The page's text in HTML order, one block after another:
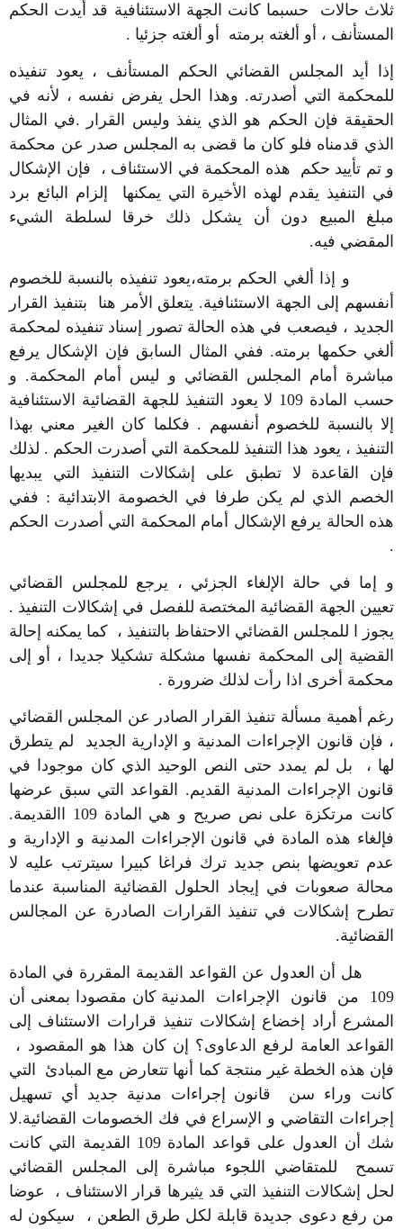
ثلاث حالات حسبما كانت الجهة الاستئنافية قد أيدت الحكم
المستأنف ، أو ألغته برمته أو ألغته جزئيا .
إذا أيد المجلس القضائي الحكم المستأنف ، يعود تنفيذه
للمحكمة التي أصدرته. وهذا الحل يفرض نفسه ، لأنه في
الحقيقة فإن الحكم هو الذي ينفذ وليس القرار .في المثال
الذي قدمناه فلو كان ما قضى به المجلس صدر عن محكمة
و تم تأييد حكم هذه المحكمة في الاستئناف ، فإن الإشكال
في التنفيذ يقدم لهذه الأخيرة التي يمكنها إلزام البائع برد
مبلغ المبيع دون أن يشكل ذلك خرقا لسلطة الشيء
المقضي فيه.
و إذا ألغي الحكم برمته،يعود تنفيذه بالنسبة للخصوم
أنفسهم إلى الجهة الاستئنافية. يتعلق الأمر هنا بتنفيذ القرار
الجديد ، فيصعب في هذه الحالة تصور إسناد تنفيذه لمحكمة
ألغي حكمها برمته. ففي المثال السابق فإن الإشكال يرفع
مباشرة أمام المجلس القضائي و ليس أمام المحكمة. و
حسب المادة 109 لا يعود التنفيذ للجهة القضائية الاستئنافية
إلا بالنسبة للخصوم أنفسهم . فكلما كان الغير معني بهذا
التنفيذ ، يعود هذا التنفيذ للمحكمة التي أصدرت الحكم . لذلك
فإن القاعدة لا تطبق على إشكالات التنفيذ التي يبديها
الخصم الذي لم يكن طرفا في الخصومة الابتدائية : ففي
هذه الحالة يرفع الإشكال أمام المحكمة التي أصدرت الحكم
.
و إما في حالة الإلغاء الجزئي ، يرجع للمجلس القضائي
تعيين الجهة القضائية المختصة للفصل في إشكالات التنفيذ .
يجوز ا للمجلس القضائي الاحتفاظ بالتنفيذ ، كما يمكنه إحالة
القضية إلى المحكمة نفسها مشكلة تشكيلا جديدا ، أو إلى
محكمة أخرى اذا رأت لذلك ضرورة .
رغم أهمية مسألة تنفيذ القرار الصادر عن المجلس القضائي
، فإن قانون الإجراءات المدنية و الإدارية الجديد لم يتطرق
لها ، بل لم يمدد حتى النص الوحيد الذي كان موجودا في
قانون الإجراءات المدنية القديم. القواعد التي سبق عرضها
كانت مرتكزة على نص صريح و هي المادة 109 االقديمة.
فإلغاء هذه المادة في قانون الإجراءات المدنية و الإدارية و
عدم تعويضها بنص جديد ترك فراغا كبيرا سيترتب عليه لا
محالة صعوبات في إيجاد الحلول القضائية المناسبة عندما
تطرح إشكالات في تنفيذ القرارات الصادرة عن المجالس
القضائية.
هل أن العدول عن القواعد القديمة المقررة في المادة
109 من قانون الإجراءات المدنية كان مقصودا بمعنى أن
المشرع أراد إخضاع إشكالات تنفيذ قرارات الاستئناف إلى
القواعد العامة لرفع الدعاوى؟ إن كان هذا هو المقصود ،
فإن هذه الخطة غير منتجة كما أنها تتعارض مع المبادئ التي
كانت وراء سن قانون إجراءات مدنية جديد أي تسهيل
إجراءات التقاضي و الإسراع في فك الخصومات القضائية.لا
شك أن العدول على قواعد المادة 109 القديمة التي كانت
تسمح للمتقاضي اللجوء مباشرة إلى المجلس القضائي
لحل إشكالات التنفيذ التي قد يثيرها قرار الاستئناف ، عوضا
من رفع دعوى جديدة قابلة لكل طرق الطعن ، سيكون له